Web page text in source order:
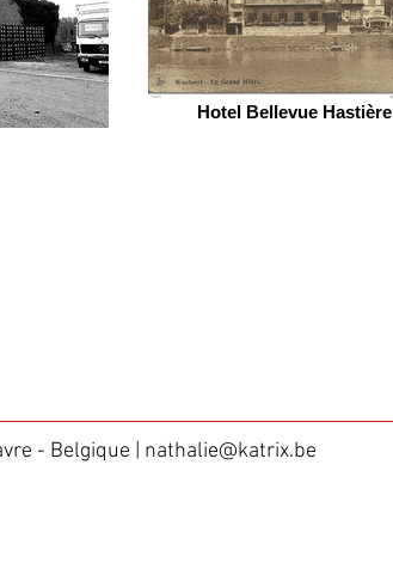
Hotel Bellevue Hastière
- Belgique | nathalie@katrix.be